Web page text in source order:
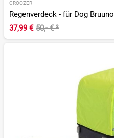
CROOZER
Regenverdeck - für Dog Bruuno
37,99 € 50,- €²